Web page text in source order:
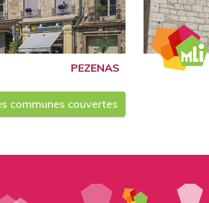
PEZENAS
communes couvertes